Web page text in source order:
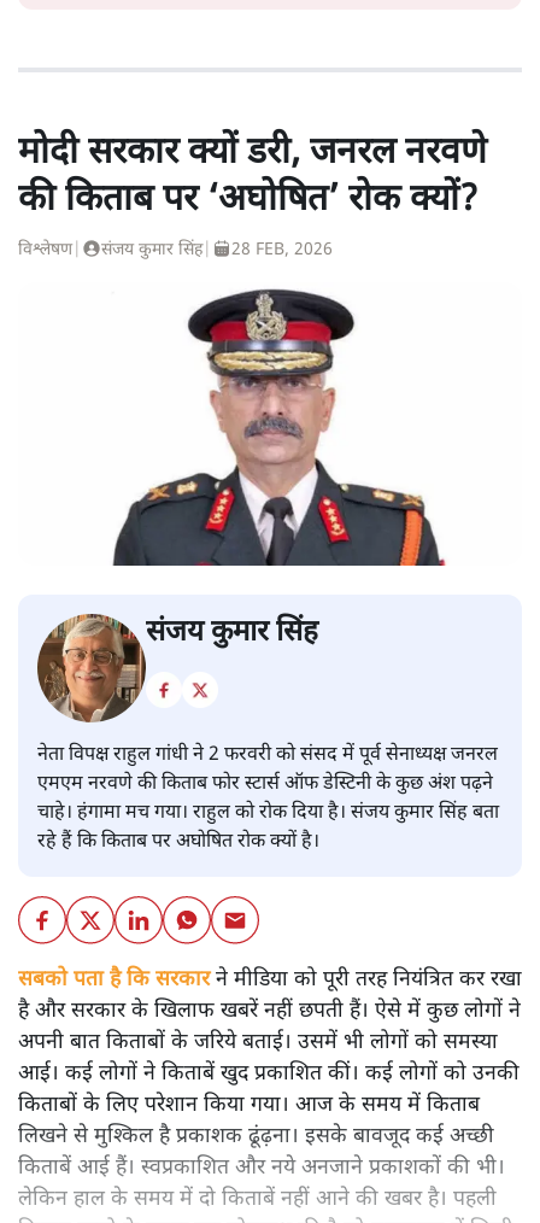
मोदी सरकार क्यों डरी, जनरल नरवणे
की किताब पर ‘अघोषित’ रोक क्यों?
विश्लेषण| संजय कुमार सिंह| 28 FEB, 2026
संजय कुमार सिंह
नेता विपक्ष राहुल गांधी ने 2 फरवरी को संसद में पूर्व सेनाध्यक्ष जनरल
एमएम नरवणे की किताब फोर स्टार्स ऑफ डेस्टिनी के कुछ अंश पढ़ने
चाहे। हंगामा मच गया। राहुल को रोक दिया है। संजय कुमार सिंह बता
रहे हैं कि किताब पर अघोषित रोक क्यों है।
सबको पता है कि सरकारने मीडिया को पूरी तरह नियंत्रित कर रखा
है और सरकार के खिलाफ खबरें नहीं छपती हैं। ऐसे में कुछ लोगों ने
अपनी बात किताबों के जरिये बताई। उसमें भी लोगों को समस्या
आई। कई लोगों ने किताबें खुद प्रकाशित कीं। कई लोगों को उनकी
किताबों के लिए परेशान किया गया। आज के समय में किताब
लिखने से मुश्किल है प्रकाशक ढूंढ़ना। इसके बावजूद कई अच्छी
किताबें आई हैं। स्वप्रकाशित और नये अनजाने प्रकाशकों की भी।
लेकिन हाल के समय में दो किताबें नहीं आने की खबर है। पहली